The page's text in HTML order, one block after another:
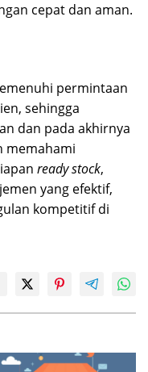
cepat dan aman.
permintaan
sehingga
dan pada akhirnya
memahami
ready stock,
yang efektif,
kompetitif di